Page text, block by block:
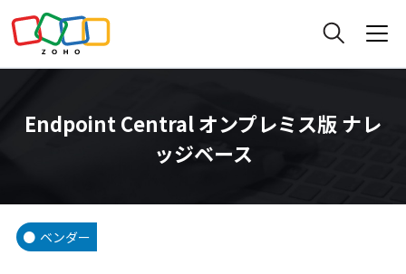
Endpoint Central オンプレミス版 ナレ
ッジベース
ベンダー